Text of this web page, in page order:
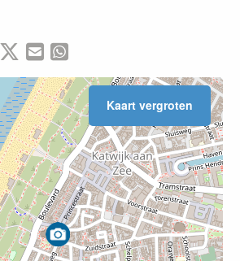
Delen via Facebook
Delen via X (Twitter)
Delen via Mail
Kaart vergroten
Leaflet| ©OpenStreetMap